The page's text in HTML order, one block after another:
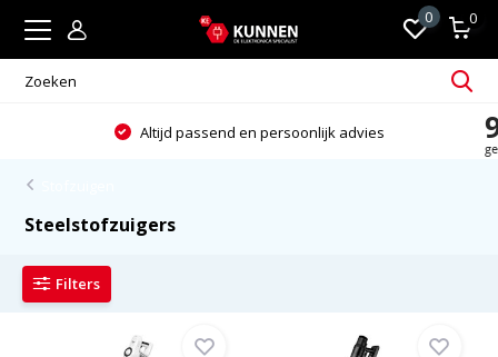
0 0
Altijd passend en persoonlijk advies
Steelstofzuigers
Filters